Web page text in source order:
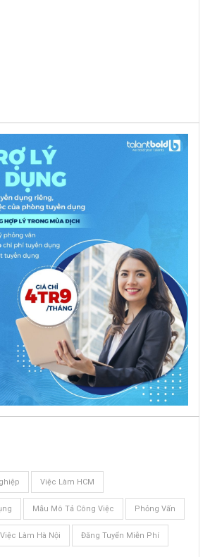
Việc Làm HCM
Mẫu Mô Tả Công Việc Phỏng Vấn
Việc Làm Hà Nội Đăng Tuyển Miễn Phí